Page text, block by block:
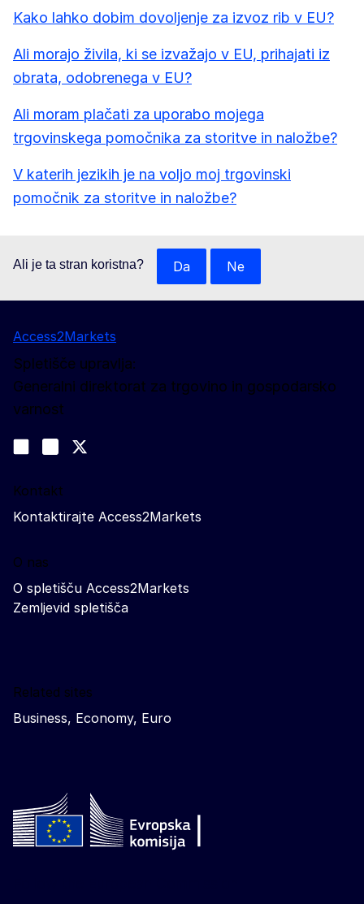
Kako lahko dobim dovoljenje za izvoz rib v EU?
Ali morajo živila, ki se izvažajo v EU, prihajati iz
obrata, odobrenega v EU?
Ali moram plačati za uporabo mojega
trgovinskega pomočnika za storitve in naložbe?
V katerih jezikih je na voljo moj trgovinski
pomočnik za storitve in naložbe?
Ali je ta stran koristna? Da Ne
Access2Markets
Spletišče upravlja:
Generalni direktorat za trgovino in gospodarsko
varnost
Join us on LinkedIn
Trade-Off podcast
Kontakt
Kontaktirajte Access2Markets
O nas
O spletišču Access2Markets
Zemljevid spletišča
Related sites
Business, Economy, Euro